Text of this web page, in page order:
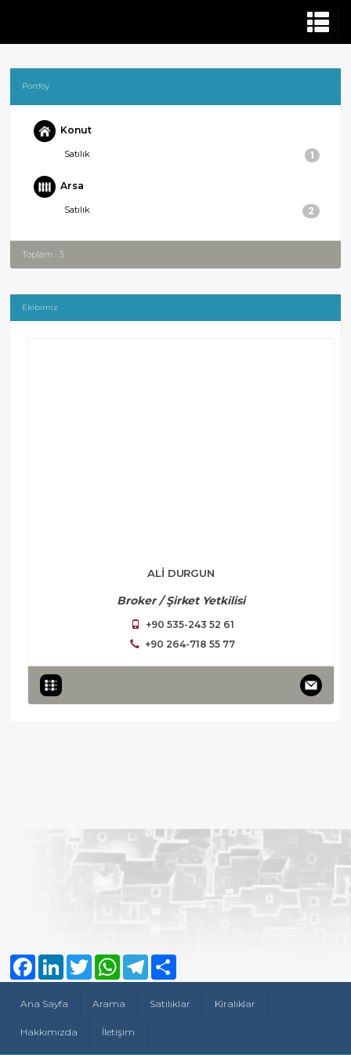
Portföy
Konut
Satılık 1
Arsa
Satılık 2
Toplam : 3
Ekibimiz
ALİ DURGUN
Broker / Şirket Yetkilisi
+90 535-243 52 61
+90 264-718 55 77
Ana Sayfa Arama Satılıklar Kiralıklar
Hakkımızda İletişim
FacebookLinkedInTwitter WhatsAppTelegram